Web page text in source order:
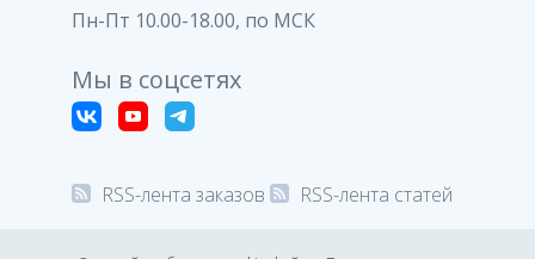
Пн-Пт 10.00-18.00, по МСК
Мы в соцсетях
RSS-лента заказов RSS-лента статей